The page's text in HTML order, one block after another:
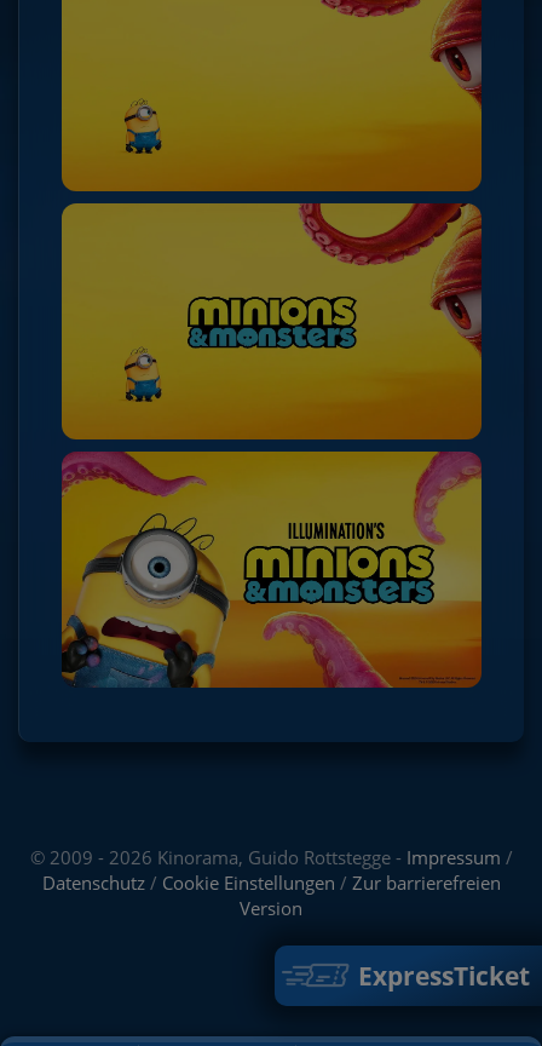
ExpressTicket
© 2009 - 2026 Kinorama, Guido Rottstegge - Impressum /
Datenschutz/ Cookie Einstellungen / Zur barrierefreien
Version